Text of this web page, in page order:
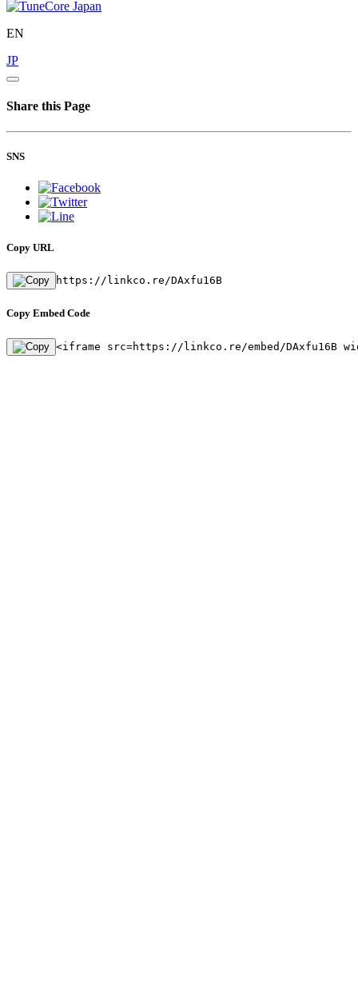
EN
JP
Share this Page
SNS
Copy URL
https://linkco.re/DAxfu16B
Copy Embed Code
<iframe src=https://linkco.re/embed/DAxfu16B